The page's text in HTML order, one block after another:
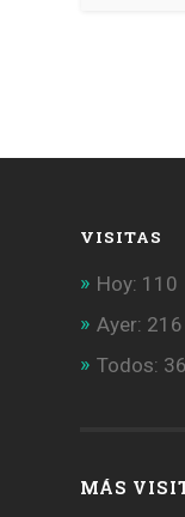
VISITAS
Hoy: 110
Ayer: 216
Todos:
MÁS